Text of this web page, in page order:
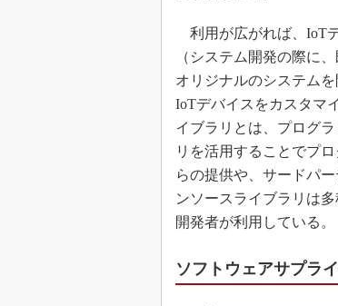
利用が広がれば、IoT
（システム開発の際に
オリジナルのシステム
IoTデバイスをカスタマ
イブラリとは、プログ
リを活用することでプ
らの提供や、サードパ
ンソースライブラリは
開発者が利用している。
ソフトウェアサプラ